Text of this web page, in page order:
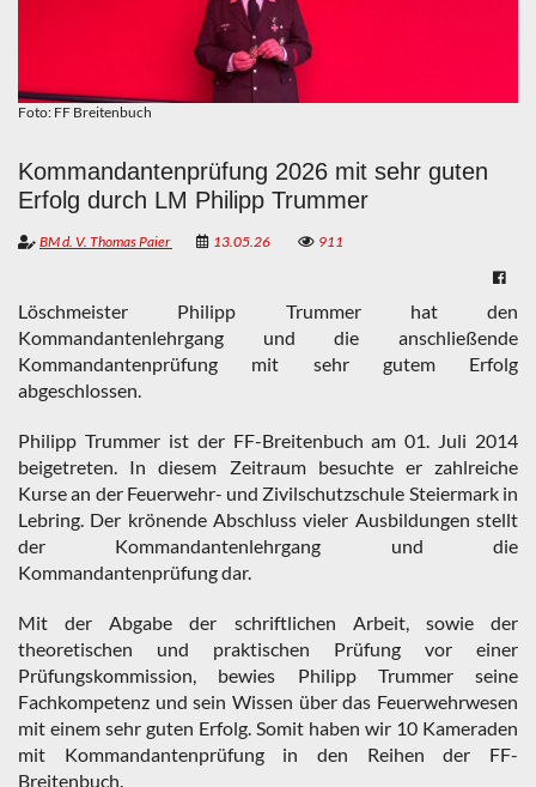
Foto: FF Breitenbuch
Kommandantenprüfung 2026 mit sehr guten
Erfolg durch LM Philipp Trummer
BM d. V. Thomas Paier 13.05.26 911
Löschmeister Philipp Trummer hat den
Kommandantenlehrgang und die anschließende
Kommandantenprüfung mit sehr gutem Erfolg
abgeschlossen.
Philipp Trummer ist der FF-Breitenbuch am 01. Juli 2014
beigetreten. In diesem Zeitraum besuchte er zahlreiche
Kurse an der Feuerwehr- und Zivilschutzschule Steiermark in
Lebring. Der krönende Abschluss vieler Ausbildungen stellt
der Kommandantenlehrgang und die
Kommandantenprüfung dar.
Mit der Abgabe der schriftlichen Arbeit, sowie der
theoretischen und praktischen Prüfung vor einer
Prüfungskommission, bewies Philipp Trummer seine
Fachkompetenz und sein Wissen über das Feuerwehrwesen
mit einem sehr guten Erfolg. Somit haben wir 10 Kameraden
mit Kommandantenprüfung in den Reihen der FF-
Breitenbuch.